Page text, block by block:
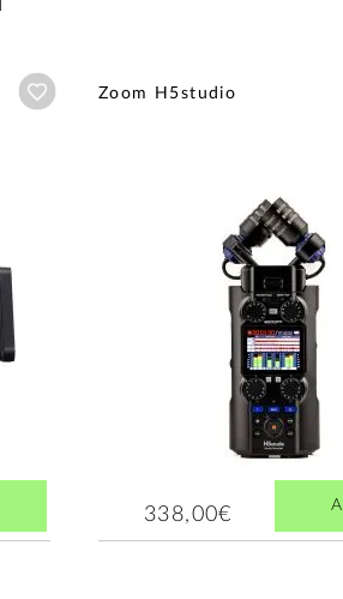
Añadir a wishlist
Zoom H5studio
338,00€